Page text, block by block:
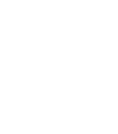
veranda. De